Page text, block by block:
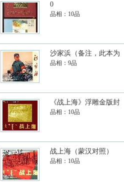
0
品相： 10品
沙家浜（备注，此本为
品相： 9品
《战上海》浮雕金版封
品相： 10品
战上海（蒙汉对照）
品相： 10品